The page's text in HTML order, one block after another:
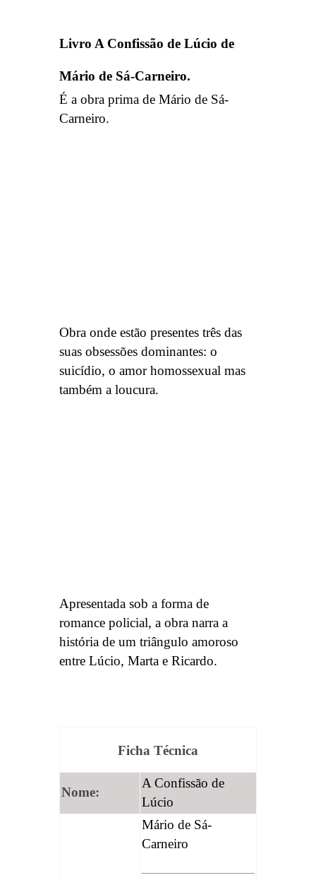
Livro A Confissão de Lúcio de
Mário de Sá-Carneiro.
É a obra prima de Mário de Sá-
Carneiro.
Obra onde estão presentes três das
suas obsessões dominantes: o
suicídio, o amor homossexual mas
também a loucura.
Apresentada sob a forma de
romance policial, a obra narra a
história de um triângulo amoroso
entre Lúcio, Marta e Ricardo.
Ficha Técnica
Nome:
A Confissão de
Lúcio
Mário de Sá-
Carneiro